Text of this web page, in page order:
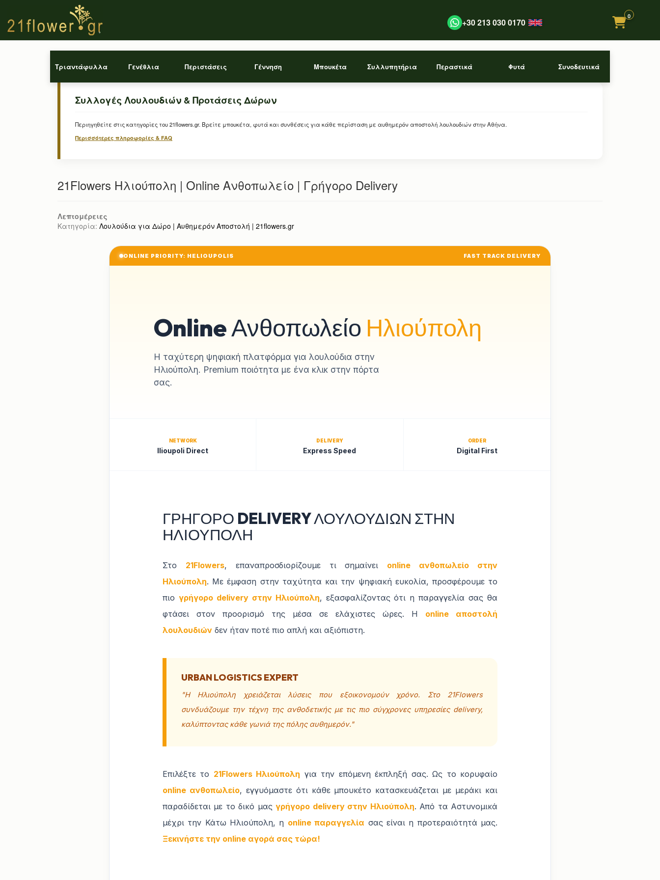
+30 213 030 0170
0
Τριαντάφυλλα Γενέθλια Περιστάσεις Γέννηση Μπουκέτα Συλλυπητήρια Περαστικά Φυτά Συνοδευτικά
Συλλογές Λουλουδιών & Προτάσεις Δώρων
Περιηγηθείτε στις κατηγορίες του 21flowers.gr. Βρείτε μπουκέτα, φυτά και συνθέσεις για κάθε περίσταση με αυθημερόν αποστολή λουλουδιών στην Αθήνα.
Περισσότερες πληροφορίες & FAQ
21Flowers Ηλιούπολη | Online Ανθοπωλείο | Γρήγορο Delivery
Λεπτομέρειες
Κατηγορία: Λουλούδια για Δώρο | Αυθημερόν Αποστολή | 21flowers.gr
ONLINE PRIORITY: HELIOUPOLIS FAST TRACK DELIVERY
Online Ανθοπωλείο Ηλιούπολη
Η ταχύτερη ψηφιακή πλατφόρμα για λουλούδια στην
Ηλιούπολη. Premium ποιότητα με ένα κλικ στην πόρτα
σας.
NETWORK
Ilioupoli Direct
DELIVERY
Express Speed
ORDER
Digital First
ΓΡΗΓΟΡΟ DELIVERY ΛΟΥΛΟΥΔΙΩΝ ΣΤΗΝ
ΗΛΙΟΥΠΟΛΗ
Στο 21Flowers, επαναπροσδιορίζουμε τι σημαίνει online ανθοπωλείο στην
Ηλιούπολη. Με έμφαση στην ταχύτητα και την ψηφιακή ευκολία, προσφέρουμε το
πιο γρήγορο delivery στην Ηλιούπολη, εξασφαλίζοντας ότι η παραγγελία σας θα
φτάσει στον προορισμό της μέσα σε ελάχιστες ώρες. Η online αποστολή
λουλουδιώνδεν ήταν ποτέ πιο απλή και αξιόπιστη.
URBAN LOGISTICS EXPERT
"Η Ηλιούπολη χρειάζεται λύσεις που εξοικονομούν χρόνο. Στο 21Flowers
συνδυάζουμε την τέχνη της ανθοδετικής με τις πιο σύγχρονες υπηρεσίες delivery,
καλύπτοντας κάθε γωνιά της πόλης αυθημερόν."
Επιλέξτε το 21Flowers Ηλιούπολη για την επόμενη έκπληξή σας. Ως το κορυφαίο
online ανθοπωλείο, εγγυόμαστε ότι κάθε μπουκέτο κατασκευάζεται με μεράκι και
παραδίδεται με το δικό μαςγρήγορο delivery στην Ηλιούπολη. Από τα Αστυνομικά
μέχρι την Κάτω Ηλιούπολη, η online παραγγελία σας είναι η προτεραιότητά μας.
Ξεκινήστε την online αγορά σας τώρα!